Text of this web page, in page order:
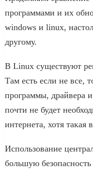
программами и их
windows и linux,
другому.
В Linux существуют
Там есть если не все,
программы, драйвера
почти не будет
интернета, хотя такая
Использование
большую